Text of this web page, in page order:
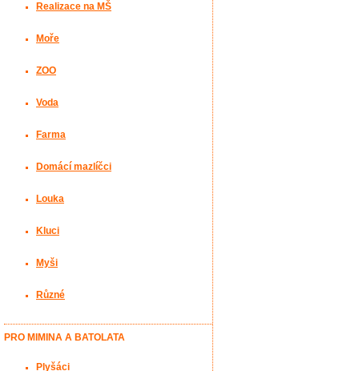
Realizace na MŠ
Moře
ZOO
Voda
Farma
Domácí mazlíčci
Louka
Kluci
Myši
Různé
PRO MIMINA A BATOLATA
Plyšáci